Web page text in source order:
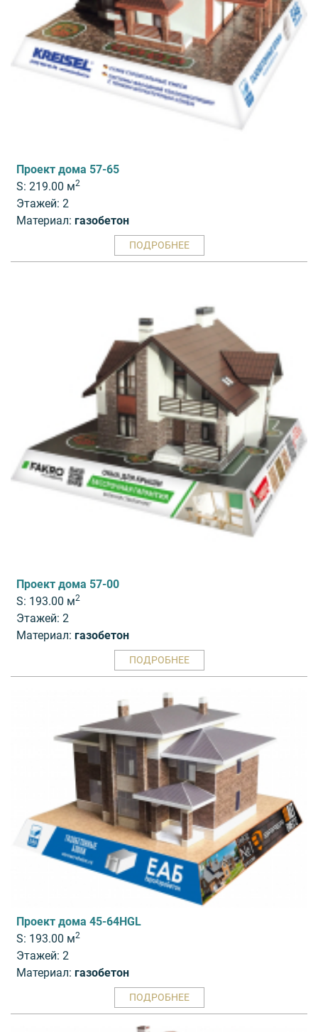
Проект дома 57-65
S: 219.00 м2
Этажей: 2
Материал: газобетон
ПОДРОБНЕЕ
Проект дома 57-00
S: 193.00 м2
Этажей: 2
Материал: газобетон
ПОДРОБНЕЕ
Проект дома 45-64HGL
S: 193.00 м2
Этажей: 2
Материал: газобетон
ПОДРОБНЕЕ